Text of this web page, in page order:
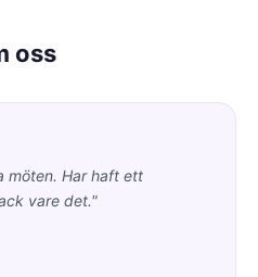
oss
möten. Har haft ett
vare det."